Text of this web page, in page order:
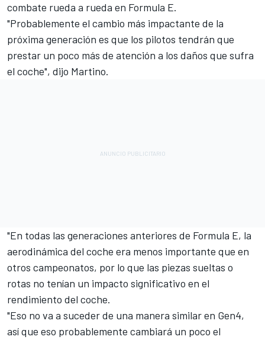
combate rueda a rueda en Formula E.
"Probablemente el cambio más impactante de la
próxima generación es que los pilotos tendrán que
prestar un poco más de atención a los daños que sufra
el coche", dijo Martino.
"En todas las generaciones anteriores de Formula E, la
aerodinámica del coche era menos importante que en
otros campeonatos, por lo que las piezas sueltas o
rotas no tenían un impacto significativo en el
rendimiento del coche.
"Eso no va a suceder de una manera similar en Gen4,
así que eso probablemente cambiará un poco el